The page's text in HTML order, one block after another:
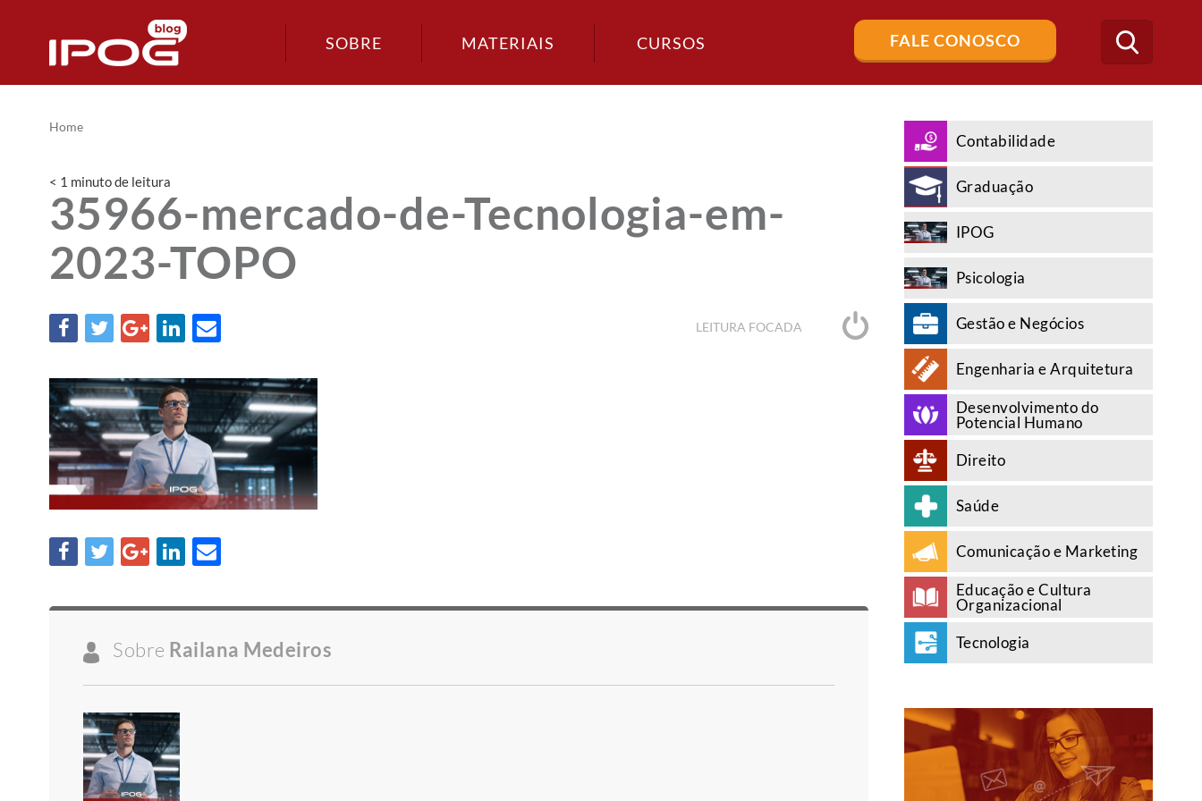
SOBRE MATERIAIS CURSOS FALE CONOSCO
Buscar
no
blog
Home
< 1 minutode leitura
35966-mercado-de-Tecnologia-em-
2023-TOPO
LEITURA FOCADA
Sobre Railana Medeiros
Contabilidade
Graduação
IPOG
Psicologia
Gestão e Negócios
Engenharia e Arquitetura
Desenvolvimento do
Potencial Humano
Direito
Saúde
Comunicação e Marketing
Educação e Cultura
Organizacional
Tecnologia